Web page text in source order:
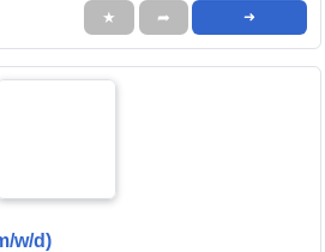
★ ➦ ➜
w/d)